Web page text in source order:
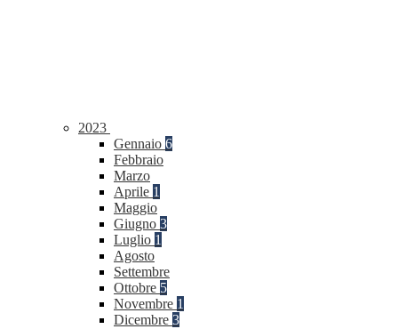
2023
Gennaio 6
Febbraio
Marzo
Aprile 1
Maggio
Giugno 3
Luglio 1
Agosto
Settembre
Ottobre 5
Novembre 1
Dicembre 3